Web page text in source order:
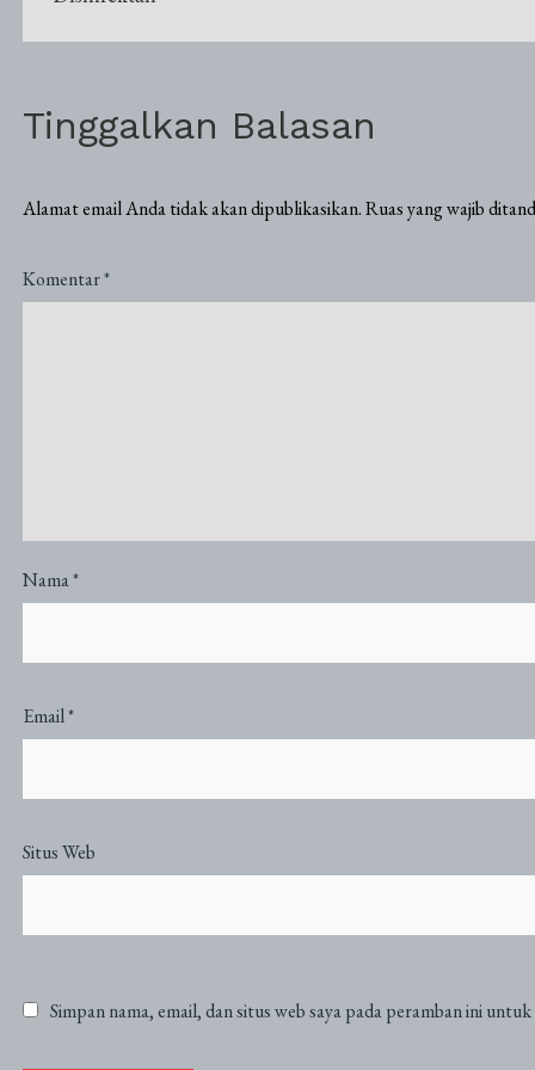
Tinggalkan Balasan
Alamat email Anda tidak akan dipublikasikan.Ruas yang wajib
Komentar*
Nama*
Email*
Situs Web
Simpan nama, email, dan situs web saya pada peramban ini